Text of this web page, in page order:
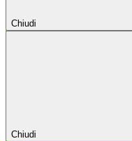
Chiudi
Chiudi